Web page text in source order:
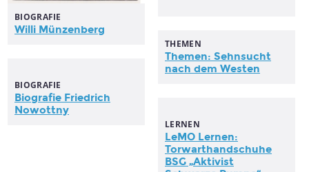
BIOGRAFIE
Willi Münzenberg
THEMEN
Themen: Sehnsucht
nach dem Westen
BIOGRAFIE
Biografie Friedrich
Nowottny
LERNEN
LeMO Lernen:
Torwarthandschuhe
BSG „Aktivist